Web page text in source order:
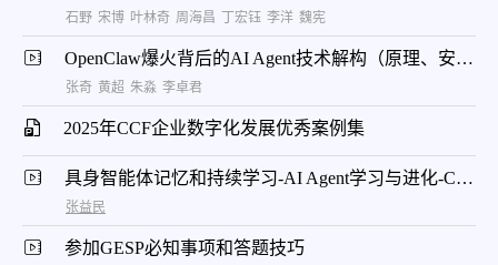
石野 宋博 叶林奇 周海昌 丁宏钰 李洋 魏宪
OpenClaw爆火背后的AI Agent技术解构（原理、安全与云上实践）
张奇 黄超 朱淼 李卓君
2025年CCF企业数字化发展优秀案例集
具身智能体记忆和持续学习-AI Agent学习与进化-CNCC 2024
张益民
参加GESP必知事项和答题技巧